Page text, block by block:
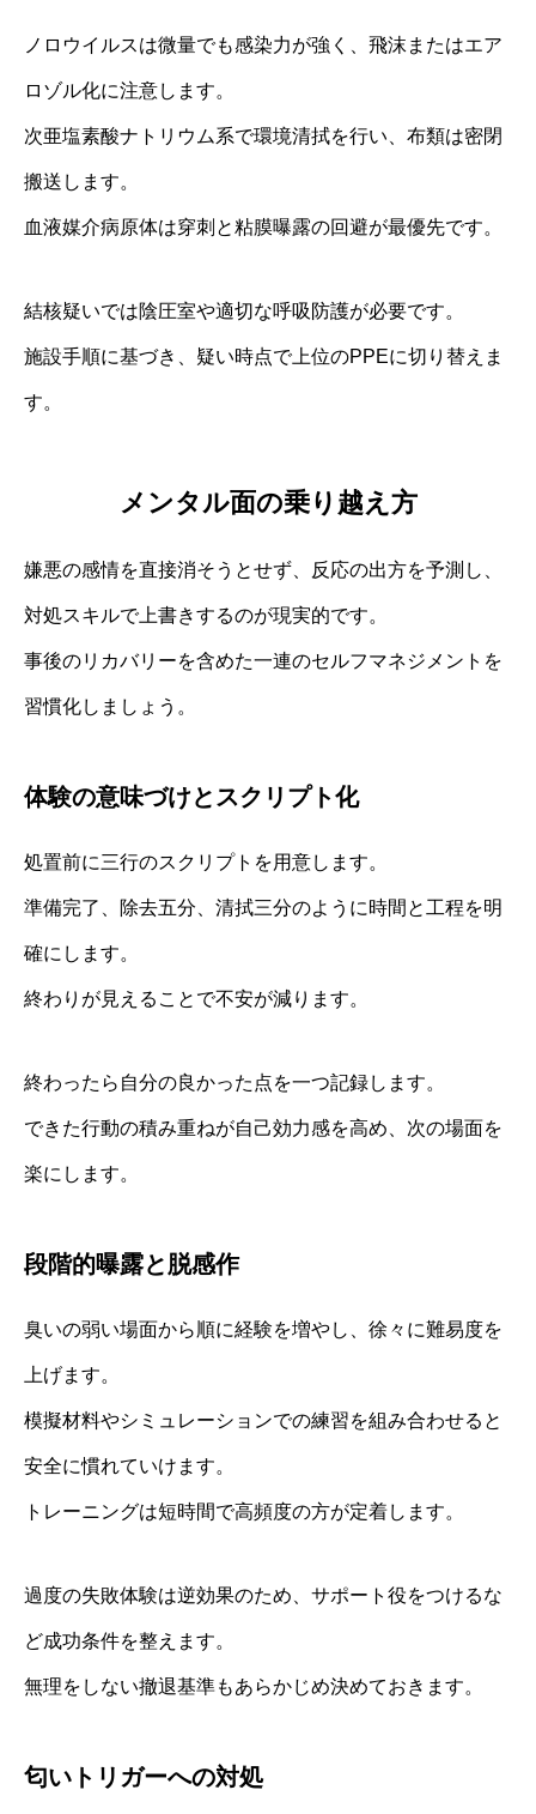
ノロウイルスは微量でも感染力が強く、飛沫またはエア
ロゾル化に注意します。
次亜塩素酸ナトリウム系で環境清拭を行い、布類は密閉
搬送します。
血液媒介病原体は穿刺と粘膜曝露の回避が最優先です。
結核疑いでは陰圧室や適切な呼吸防護が必要です。
施設手順に基づき、疑い時点で上位のPPEに切り替えま
す。
メンタル面の乗り越え方
嫌悪の感情を直接消そうとせず、反応の出方を予測し、
対処スキルで上書きするのが現実的です。
事後のリカバリーを含めた一連のセルフマネジメントを
習慣化しましょう。
体験の意味づけとスクリプト化
処置前に三行のスクリプトを用意します。
準備完了、除去五分、清拭三分のように時間と工程を明
確にします。
終わりが見えることで不安が減ります。
終わったら自分の良かった点を一つ記録します。
できた行動の積み重ねが自己効力感を高め、次の場面を
楽にします。
段階的曝露と脱感作
臭いの弱い場面から順に経験を増やし、徐々に難易度を
上げます。
模擬材料やシミュレーションでの練習を組み合わせると
安全に慣れていけます。
トレーニングは短時間で高頻度の方が定着します。
過度の失敗体験は逆効果のため、サポート役をつけるな
ど成功条件を整えます。
無理をしない撤退基準もあらかじめ決めておきます。
匂いトリガーへの対処